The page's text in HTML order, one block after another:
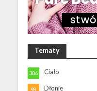
Tematy
Ciało
306
Dłonie
98